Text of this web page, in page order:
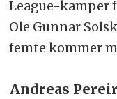
League-kamper
Ole Gunnar
femte kommer
Andreas